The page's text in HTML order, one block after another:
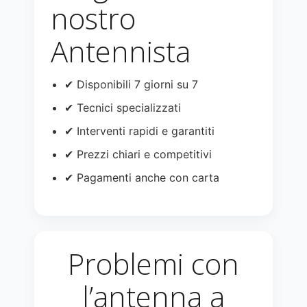
nostro
Antennista
✔ Disponibili 7 giorni su 7
✔ Tecnici specializzati
✔ Interventi rapidi e garantiti
✔ Prezzi chiari e competitivi
✔ Pagamenti anche con carta
Problemi con
l’antenna a